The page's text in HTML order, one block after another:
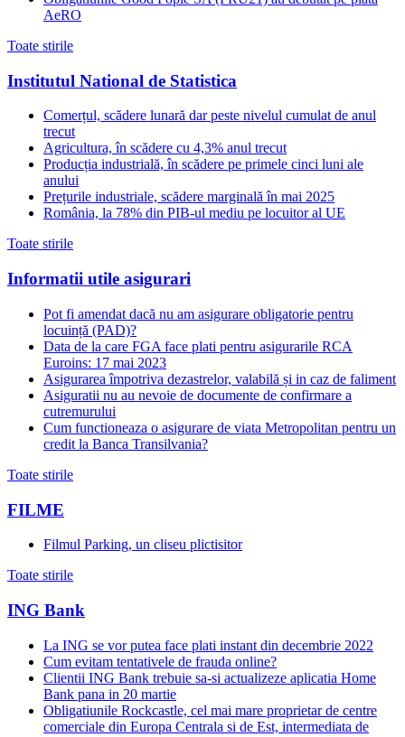
AeRO
Toate stirile
Institutul National de Statistica
Comerțul, scădere lunară dar peste nivelul cumulat de anul
trecut
Agricultura, în scădere cu 4,3% anul trecut
Producția industrială, în scădere pe primele cinci luni ale
anului
Prețurile industriale, scădere marginală în mai 2025
România, la 78% din PIB-ul mediu pe locuitor al UE
Toate stirile
Informatii utile asigurari
Pot fi amendat dacă nu am asigurare obligatorie pentru
locuință (PAD)?
Data de la care FGA face plati pentru asigurarile RCA
Euroins: 17 mai 2023
Asigurarea împotriva dezastrelor, valabilă și in caz de faliment
Asiguratii nu au nevoie de documente de confirmare a
cutremurului
Cum functioneaza o asigurare de viata Metropolitan pentru un
credit la Banca Transilvania?
Toate stirile
FILME
Filmul Parking, un cliseu plictisitor
Toate stirile
ING Bank
La ING se vor putea face plati instant din decembrie 2022
Cum evitam tentativele de frauda online?
Clientii ING Bank trebuie sa-si actualizeze aplicatia Home
Bank pana in 20 martie
Obligatiunile Rockcastle, cel mai mare proprietar de centre
comerciale din Europa Centrala si de Est, intermediata de